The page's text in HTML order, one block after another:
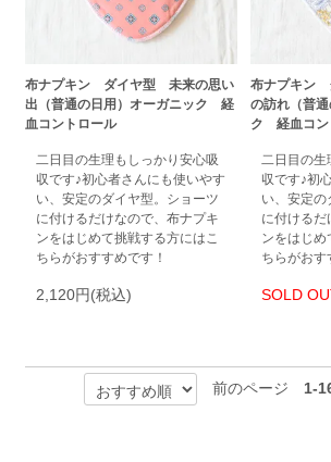
布ナプキン ダイヤ型 未来の思い
出（普通の日用）オーガニック 経
血コントロール
二日目の生理もしっかり安心吸
収です♪初心者さんにも使いやす
い、安定のダイヤ型。ショーツ
に付けるだけなので、布ナプキ
ンをはじめて挑戦する方にはこ
ちらがおすすめです！
2,120円(税込)
布ナプキン
の訪れ（普
ク 経血コン
二日目の生
収です♪初
い、安定の
に付けるだ
ンをはじめ
ちらがおす
SOLD
前のページ 1-